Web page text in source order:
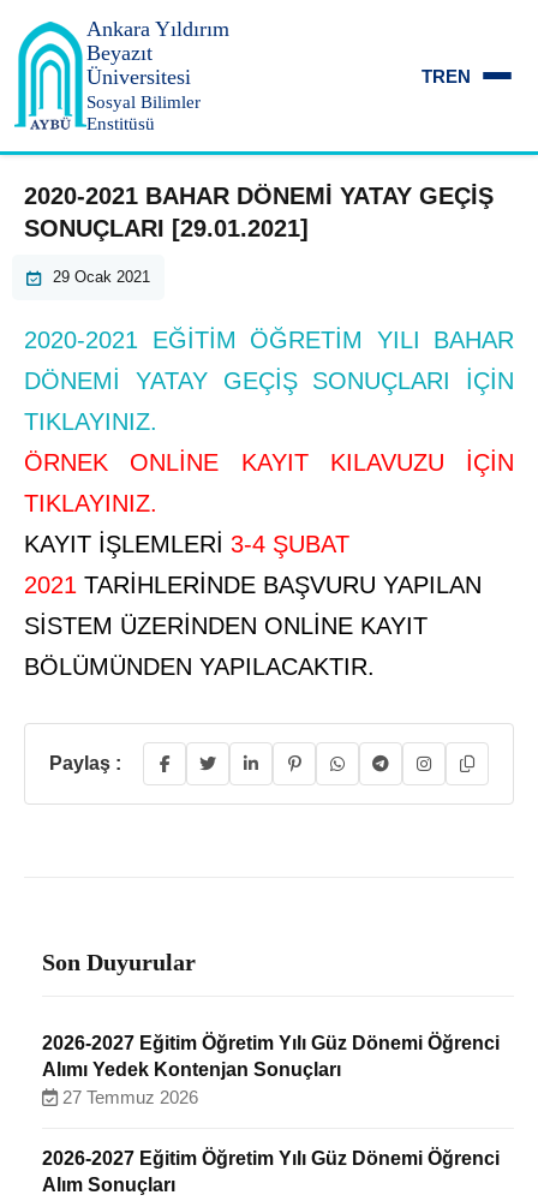
Ankara Yıldırım
Beyazıt
Üniversitesi
Sosyal Bilimler
Enstitüsü
TREN
2020-2021 BAHAR DÖNEMİ YATAY GEÇİŞ
SONUÇLARI [29.01.2021]
29 Ocak 2021
2020-2021 EĞİTİM ÖĞRETİM YILI BAHAR
DÖNEMİ YATAY GEÇİŞ SONUÇLARI İÇİN
TIKLAYINIZ.
ÖRNEK ONLİNE KAYIT KILAVUZU İÇİN
TIKLAYINIZ.
KAYIT İŞLEMLERİ 3-4 ŞUBAT
2021 TARİHLERİNDE BAŞVURU YAPILAN
SİSTEM ÜZERİNDEN ONLİNE KAYIT
BÖLÜMÜNDEN YAPILACAKTIR.
Paylaş :
Son Duyurular
2026-2027 Eğitim Öğretim Yılı Güz Dönemi Öğrenci
Alımı Yedek Kontenjan Sonuçları
27 Temmuz 2026
2026-2027 Eğitim Öğretim Yılı Güz Dönemi Öğrenci
Alım Sonuçları